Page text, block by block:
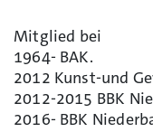
Mitglied bei
1964- BAK.
2012 Kunst-und
2012-2015 BBK
2016- BBK